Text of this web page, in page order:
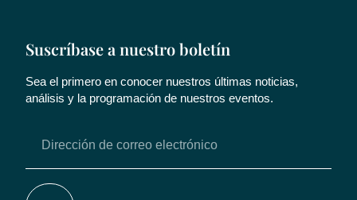
Suscríbase a nuestro boletín
Sea el primero en conocer nuestros últimas noticias,
análisis y la programación de nuestros eventos.